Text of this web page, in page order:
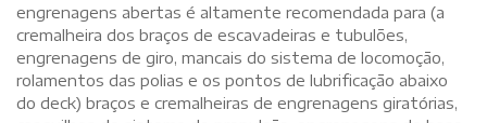
engrenagens abertas é altamente recomendada para (a
cremalheira dos braços de escavadeiras e tubulões,
engrenagens de giro, mancais do sistema de locomoção,
rolamentos das polias e os pontos de lubrificação abaixo
do deck) braços e cremalheiras de engrenagens giratórias,